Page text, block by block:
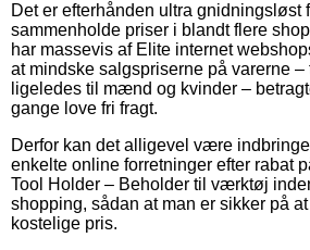
Det er efterhånden ultra gnidningsløst
sammenholde priser i blandt flere
har massevis af Elite internet
at mindske salgspriserne på varerne
ligeledes til mænd og kvinder –
gange love fri fragt.
Derfor kan det alligevel være
enkelte online forretninger efter rabat
Tool Holder – Beholder til værktøj
shopping, sådan at man er sikker på
kostelige pris.